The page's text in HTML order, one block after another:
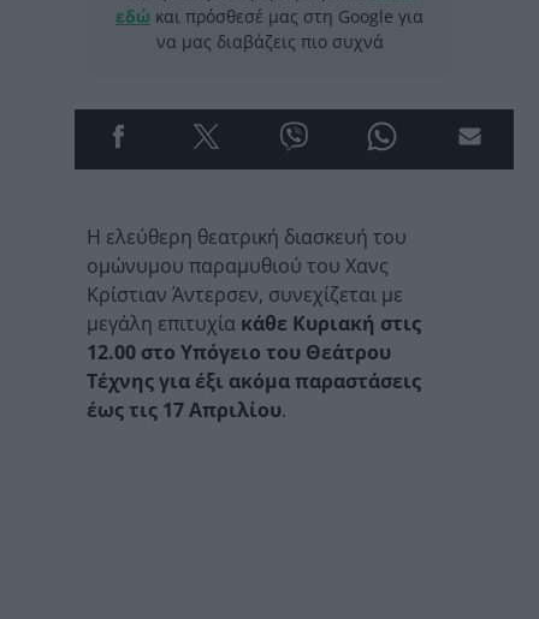
εδώ και πρόσθεσέ μας στη Google για
να μας διαβάζεις πιο συχνά
Η ελεύθερη θεατρική διασκευή του
ομώνυμου παραμυθιού του Χανς
Κρίστιαν Άντερσεν, συνεχίζεται με
μεγάλη επιτυχία κάθε Κυριακή στις
12.00 στο Υπόγειο του Θεάτρου
Τέχνης για έξι ακόμα παραστάσεις
έως τις 17 Απριλίου.